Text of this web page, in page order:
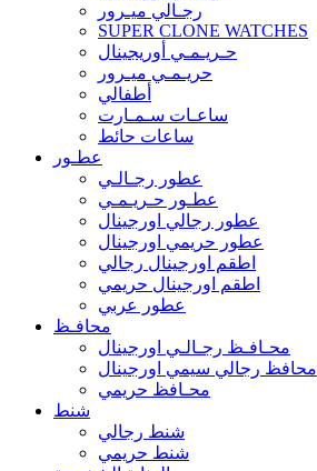
رجـالي ميـرور
SUPER CLONE WATCHES
حـريـمـي أوريجينال
حريـمـي ميـرور
أطفالي
ساعـات سـمـارت
ساعات حائط
عطـور
عطور رجـالـي
عطـور حـريـمـي
عطور رجالي اورجينال
عطور حريمي اورجينال
اطقم اورجينال رجالي
اطقم اورجينال حريمي
عطور عربي
محافـظ
محـافـظ رجـالـي اورجينال
محافظ رجالي سيمي اورجينال
محـافظ حريمي
شنط
شنط رجالي
شنط حريمي